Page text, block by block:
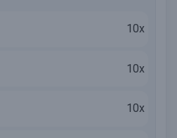
10x
10x
10x